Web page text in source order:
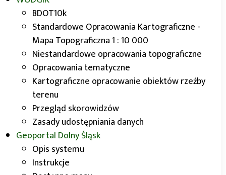
BDOT10k
Standardowe Opracowania Kartograficzne -
Mapa Topograficzna 1 : 10 000
Niestandardowe opracowania topograficzne
Opracowania tematyczne
Kartograficzne opracowanie obiektów rzeźby
terenu
Przegląd skorowidzów
Zasady udostępniania danych
Geoportal Dolny Śląsk
Opis systemu
Instrukcje
geograficznego działającego w Liceum nr XIII we
Wrocławiu. Tematem spotkania była prezentacja
GeoportaluDolny Śląsk jako narzędzia do
samodzielnego tworzenia map. Uczniowie
poznali zasady zakładania zbiorów danych
przestrzennych i przygotowali swoje pierwsze
mapy na platformie Geoportal